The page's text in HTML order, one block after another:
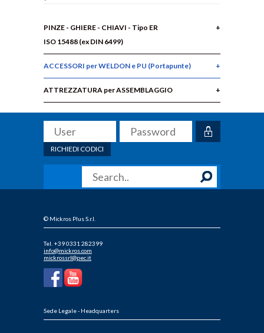
PINZE - GHIERE - CHIAVI - Tipo ER
ISO 15488 (ex DIN 6499)
ACCESSORI per WELDON e PU (Portapunte)
ATTREZZATURA per ASSEMBLAGGIO
RICHIEDI CODICI
© Mickros Plus S.r.l.
Tel. +39 0331 282399
info@mickros.com
mickrossrl@pec.it
Sede Legale - Headquarters